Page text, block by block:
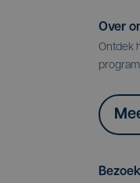
Over
Ontdek